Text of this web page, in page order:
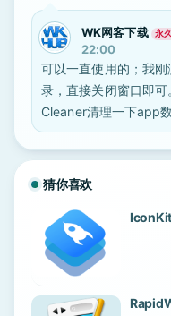
WK网客下载 永
22:00
可以一直使用的；我
录，直接关闭窗口即
Cleaner清理一下app数
猜你喜欢
IconKit